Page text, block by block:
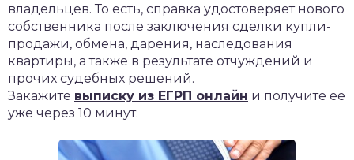
владельцев. То есть, справка удостоверяет нового
собственника после заключения сделки купли-
продажи, обмена, дарения, наследования
квартиры, а также в результате отчуждений и
прочих судебных решений.
Закажите выписку из ЕГРП онлайн и получите её
уже через 10 минут: